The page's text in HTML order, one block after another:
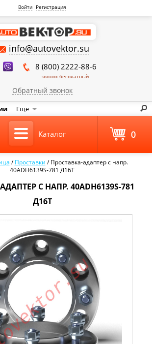
Войти Регистрация
info@autovektor.su
8 (800) 2222-88-6
звонок бесплатный
Обратный звонок
Еще
/Проставки /Проставка-адаптер с напр.
40ADH6139S-781 Д16Т
С НАПР. 40ADH6139S-781
Д16Т
Каталог 0